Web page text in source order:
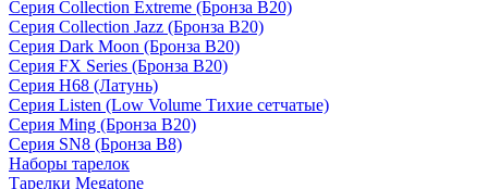
Серия Collection Extreme (Бронза B20)
Серия Collection Jazz (Бронза B20)
Серия Dark Moon (Бронза B20)
Серия FX Series (Бронза B20)
Серия H68 (Латунь)
Серия Listen (Low Volume Тихие сетчатые)
Серия Ming (Бронза B20)
Серия SN8 (Бронза B8)
Наборы тарелок
Тарелки Megatone